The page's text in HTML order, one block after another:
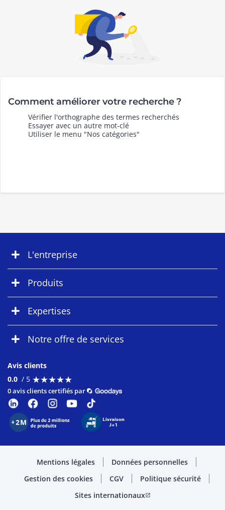
Comment améliorer votre recherche ?
Vérifier l'orthographe des termes recherchés
Essayer avec un autre mot-clé
Utiliser le menu "Nos catégories"
L'entreprise
Produits
Expertises
Notre offre de services
Avis clients
0.0 / 5 ★★★★★
★★★★★
0 avis clients certifiés par
Mentions légales
Données personnelles
Gestion des cookies
CGV
Politique sécurité
Sites internationauxopen_in_new